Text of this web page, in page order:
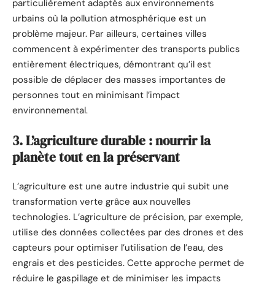
particulièrement adaptés aux environnements
urbains où la pollution atmosphérique est un
problème majeur. Par ailleurs, certaines villes
commencent à expérimenter des transports publics
entièrement électriques, démontrant qu’il est
possible de déplacer des masses importantes de
personnes tout en minimisant l’impact
environnemental.
3. L’agriculture durable : nourrir la
planète tout en la préservant
L’agriculture est une autre industrie qui subit une
transformation verte grâce aux nouvelles
technologies. L’agriculture de précision, par exemple,
utilise des données collectées par des drones et des
capteurs pour optimiser l’utilisation de l’eau, des
engrais et des pesticides. Cette approche permet de
réduire le gaspillage et de minimiser les impacts